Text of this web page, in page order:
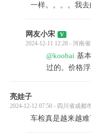
一样。。。。我去
网友小宋
2024-12-11 12:28 - 河南
@koobai 基
过的。价格
亮娃子
2024-12-12 07:50 - 四川省成都
车检真是越来越